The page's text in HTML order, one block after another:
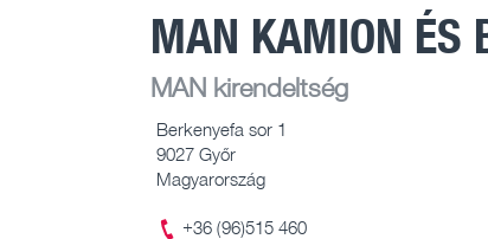
MAN KAMION ÉS
MAN kirendeltség
Berkenyefa sor 1
9027 Győr
Magyarország
+36 (96)515 460